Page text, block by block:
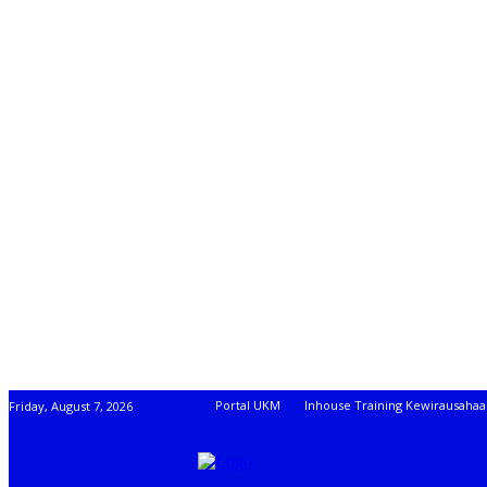
Friday, August 7, 2026 Portal UKM Inhouse Training